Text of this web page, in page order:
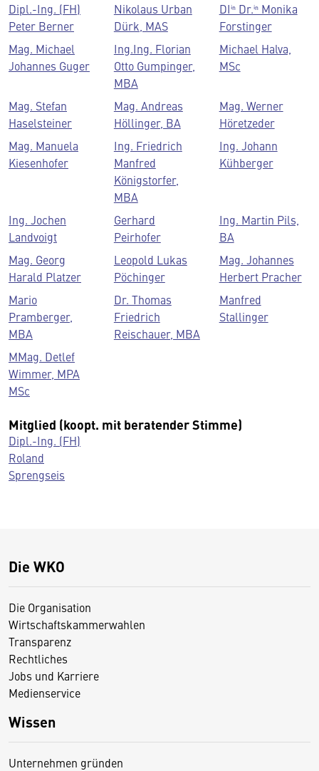
Dipl.-Ing. (FH)
Peter Berner
Nikolaus Urban
Dürk, MAS
DIⁱⁿ Dr.ⁱⁿ Monika
Forstinger
Mag. Michael
Johannes Guger
Ing.Ing. Florian
Otto Gumpinger,
MBA
Michael Halva,
MSc
Mag. Stefan
Haselsteiner
Mag. Andreas
Höllinger, BA
Mag. Werner
Höretzeder
Mag. Manuela
Kiesenhofer
Ing. Friedrich
Manfred
Königstorfer,
MBA
Ing. Johann
Kühberger
Ing. Jochen
Landvoigt
Gerhard
Peirhofer
Ing. Martin Pils,
BA
Mag. Georg
Harald Platzer
Leopold Lukas
Pöchinger
Mag. Johannes
Herbert Pracher
Mario
Pramberger,
MBA
Dr. Thomas
Friedrich
Reischauer, MBA
Manfred
Stallinger
MMag. Detlef
Wimmer, MPA
MSc
Mitglied (koopt. mit beratender Stimme)
Dipl.-Ing. (FH)
Roland
Sprengseis
Die WKO
Die Organisation
Wirtschaftskammerwahlen
Transparenz
Rechtliches
Jobs und Karriere
Medienservice
Wissen
Unternehmen gründen